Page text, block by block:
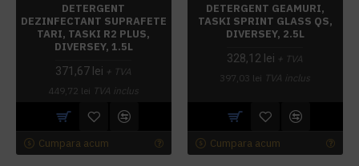
DETERGENT
DEZINFECTANT SUPRAFETE
TARI, TASKI R2 PLUS,
DIVERSEY, 1.5L
371,67 lei + TVA
449,72 lei TVA inclus
Cumpara acum
DETERGENT GEAMURI,
TASKI SPRINT GLASS QS,
DIVERSEY, 2.5L
328,12 lei + TVA
397,03 lei TVA inclus
Cumpara acum